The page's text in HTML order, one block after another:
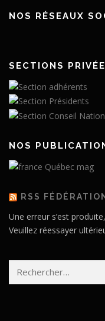
NOS RÉSEAUX
SECTIONS
NOS
RSS
Une erreur s’est
Veuillez réessayer
Rechercher :